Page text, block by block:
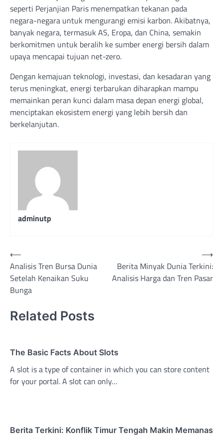
seperti Perjanjian Paris menempatkan tekanan pada
negara-negara untuk mengurangi emisi karbon. Akibatnya,
banyak negara, termasuk AS, Eropa, dan China, semakin
berkomitmen untuk beralih ke sumber energi bersih dalam
upaya mencapai tujuan net-zero.
Dengan kemajuan teknologi, investasi, dan kesadaran yang
terus meningkat, energi terbarukan diharapkan mampu
memainkan peran kunci dalam masa depan energi global,
menciptakan ekosistem energi yang lebih bersih dan
berkelanjutan.
adminutp
Post
navigation
⟵
Analisis Tren Bursa Dunia
Setelah Kenaikan Suku
Bunga
Berita Minyak Dunia Terkini:
Analisis Harga dan Tren Pasar
⟶
Related Posts
The Basic Facts About Slots
A slot is a type of container in which you can store content
for your portal. A slot can only…
Berita Terkini: Konflik Timur Tengah Makin Memanas